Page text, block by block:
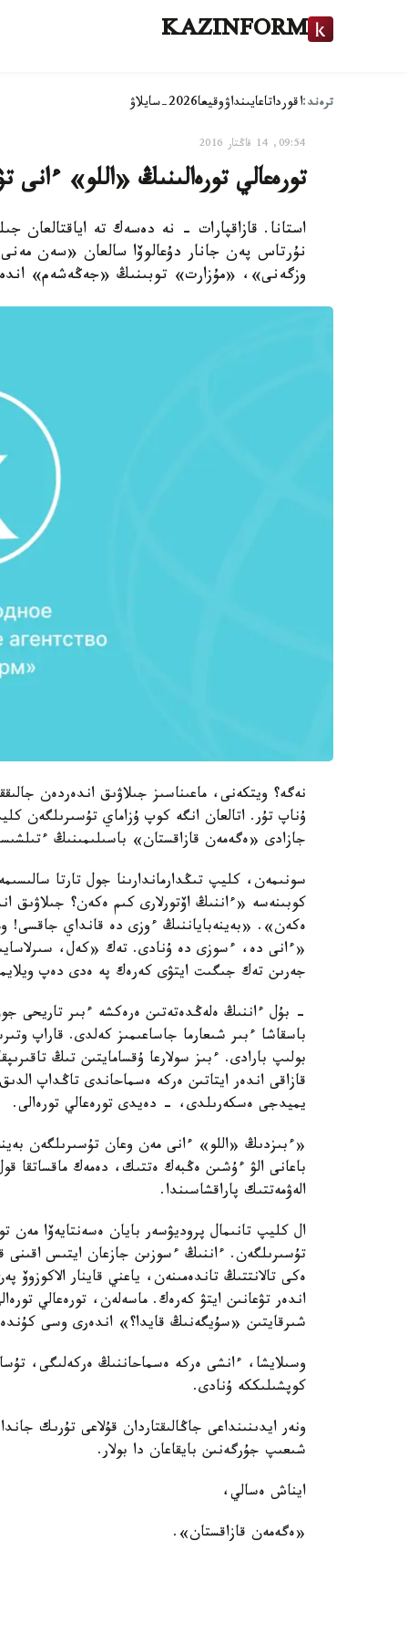
KAZINFORM
ترەند:اقورداتاعايىنداۋوقيعا2026-سايلاۋ
09:54, 14 قاڭتار 2016
تورەعالي تورەالىنىڭ «اللو»
استانا. قازاقپارات - نە دەسەك تە اياقتالعان
نۇرتاس پەن جانار دۇعالوۆا سالعان «سەن
وزگەنى»، «مۇزارت» توبىنىڭ «جەڭەشەم»
نەگە؟ ويتكەنى، ماعىناسىز جىلاۋىق اندەردەن
ۇناپ تۇر. اتالعان انگە كوپ ۇزاماي تۇسىرىلگەن
جازادى «ەگەمەن قازاقستان» باسىلىمىنىڭ
سونىمەن، كليپ تىڭدارماندارىنا جول تارتا
كوبىنەسە «ءاننىڭ اۆتورلارى كىم ەكەن؟ جىلاۋىق
ەكەن». «بەينەباياننىڭ ءوزى دە قانداي جاقسى!
«ءانى دە، ءسوزى دە ۇنادى. تەك «كەل،
جەرىن تەك جىگىت ايتۋى كەرەك پە ەدى دەپ
- بۇل ءاننىڭ ەلەڭدەتەتىن ەرەكشە ءبىر تاريحى
باسقاشا ءبىر شىعارما جاساعىمىز كەلدى. قاراپ
بولىپ بارادى. ءبىز سولارعا ۇقسامايتىن تىڭ
قازاقى اندەر ايتاتىن ەركە ەسماحاندى تاڭداپ
يميدجى ەسكەرىلدى، - دەيدى تورەعالي تورەالى.
«ءبىزدىڭ «اللو» ءانى مەن وعان تۇسىرىلگەن
باعانى الۋ ءۇشىن ەڭبەك ەتتىك، دەمەك
الەۋمەتتىك پاراقشاسىندا.
ال كليپ تانىمال پروديۋسەر بايان ەسەنتايەۆا مەن
تۇسىرىلگەن. ءاننىڭ ءسوزىن جازعان ايتىس اقىنى
ەكى تالانتتىڭ تاندەمىنەن، ياعني قاينار الاكوزوۆ
اندەر تۋعانىن ايتۋ كەرەك. ماسەلەن، تورەعالي
شىرقايتىن «سۇيگەنىڭ قايدا؟» اندەرى وسى
وسىلايشا، ءانشى ەركە ەسماحاننىڭ ەركەلىگى،
كوپشىلىككە ۇنادى.
ونەر ايدىنىنداعى جاڭالىقتاردان قۇلاعى تۇرىك
شىعىپ جۇرگەنىن بايقاعان دا بولار.
ايناش ەسالي،
«ەگەمەن قازاقستان».